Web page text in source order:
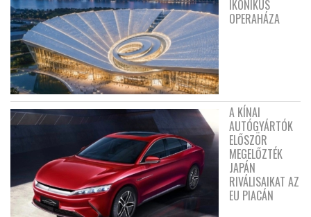
IKONIKUS
OPERAHÁZA
A KÍNAI
AUTÓGYÁRTÓK
ELŐSZÖR
MEGELŐZTÉK
JAPÁN
RIVÁLISAIKAT AZ
EU PIACÁN